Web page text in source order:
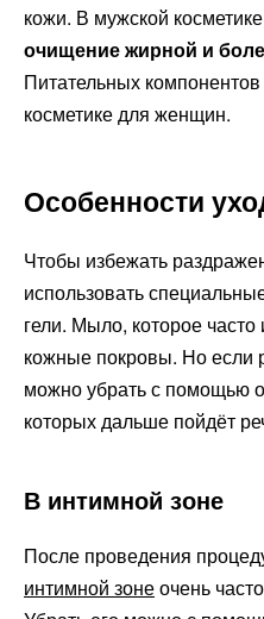
кожи. В мужской
очищение жирной и
Питательных
косметике для женщин.
Особенности
Чтобы избежать
использовать
гели. Мыло, которое часто
кожные покровы. Но если
можно убрать с помощью
которых дальше пойдёт
В интимной зоне
После проведения
интимной зонеочень